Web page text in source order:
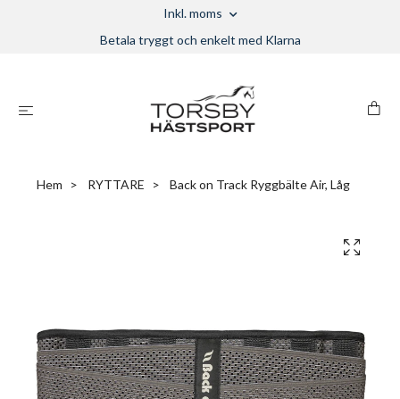
Inkl. moms
Betala tryggt och enkelt med Klarna
Hem RYTTARE Back on Track Ryggbälte Air, Låg